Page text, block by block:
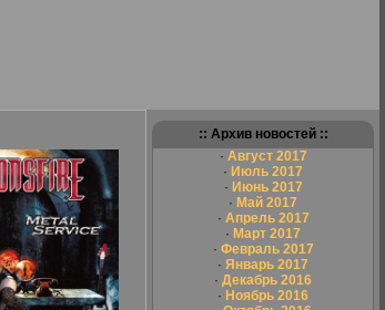
:: Архив новостей ::
· Август 2017
· Июль 2017
· Июнь 2017
· Май 2017
· Апрель 2017
· Март 2017
· Февраль 2017
· Январь 2017
· Декабрь 2016
· Ноябрь 2016